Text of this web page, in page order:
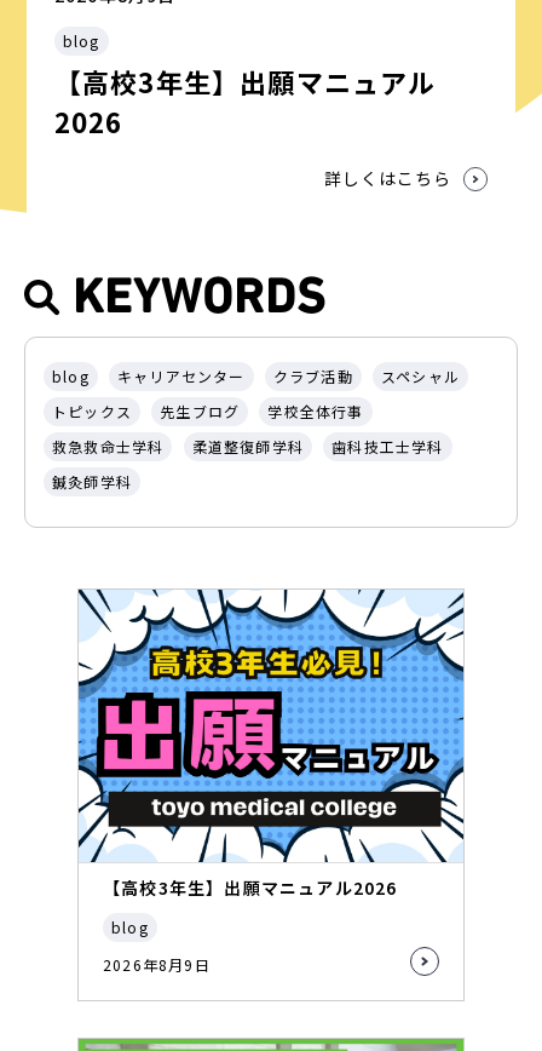
blog
【高校3年生】出願マニュアル
2026
詳しくはこちら
KEYWORDS
blog キャリアセンター クラブ活動
スペシャル
トピックス
先生ブログ
学校全体行事
救急救命士学科
柔道整復師学科
歯科技工士学科
鍼灸師学科
【高校3年生】出願マニュアル2026
blog
2026年8月9日